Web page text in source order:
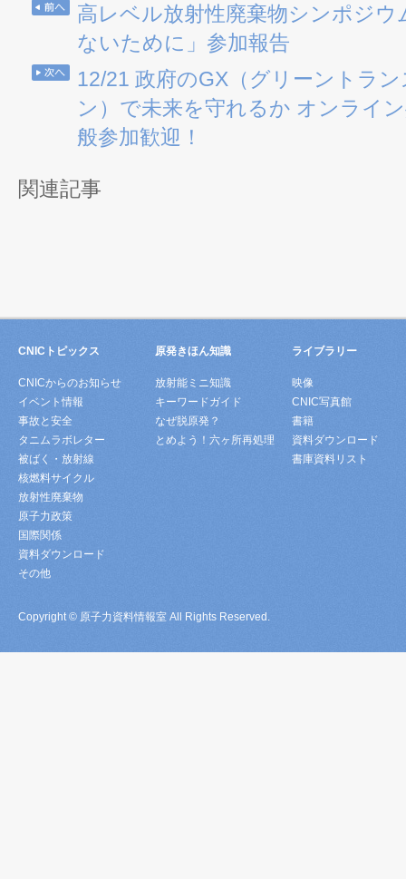
高レベル放射性廃棄物シンポジウ
ないために」参加報告
12/21 政府のGX（グリーントラ
ン）で未来を守れるか オンライ
般参加歓迎！
関連記事
CNICトピックス
CNICからのお知らせ
イベント情報
事故と安全
タニムラボレター
被ばく・放射線
核燃料サイクル
放射性廃棄物
原子力政策
国際関係
資料ダウンロード
その他
原発きほん知識
放射能ミニ知識
キーワードガイド
なぜ脱原発？
とめよう！六ヶ所再処理
ライブラリー
映像
CNIC写真館
書籍
資料ダウンロード
書庫資料リスト
Copyright © 原子力資料情報室 All Rights Reserved.